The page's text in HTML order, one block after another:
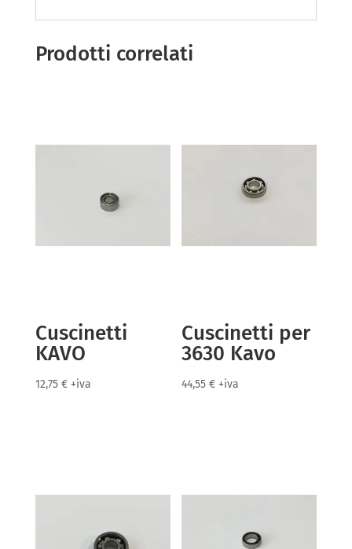
Prodotti correlati
Cuscinetti
KAVO
12,75 € +iva
Cuscinetti per
3630 Kavo
44,55€ +iva